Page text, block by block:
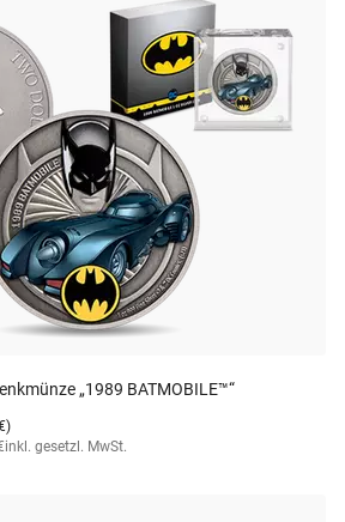
„1989 BATMOBILE™“
inkl. gesetzl. MwSt.